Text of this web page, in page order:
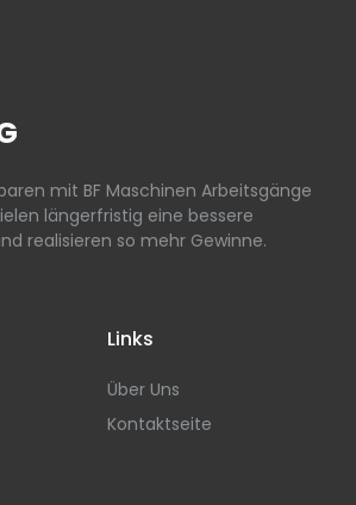
mit BF Maschinen Arbeitsgänge
längerfristig eine bessere
realisieren so mehr Gewinne.
Links
Über Uns
Kontaktseite